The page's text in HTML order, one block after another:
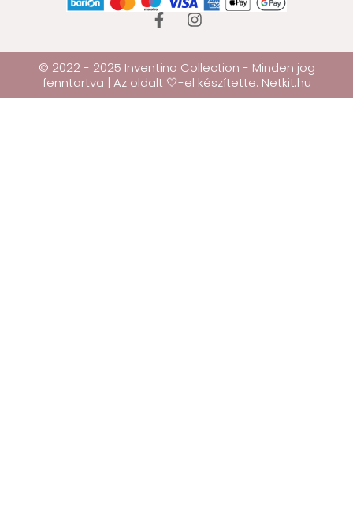
© 2022 - 2025 Inventino Collection - Minden jog
fenntartva | Az oldalt 🤍-el készítette: Netkit.hu